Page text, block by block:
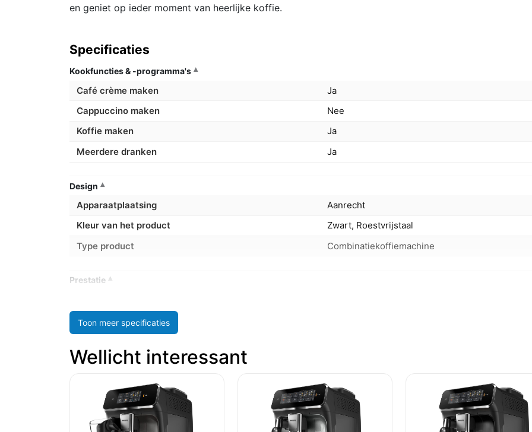
en geniet op ieder moment van heerlijke koffie.
Specificaties
Kookfuncties & -programma's
Café crème maken
Ja
Cappuccino maken
Nee
Koffie maken
Ja
Meerdere dranken
Ja
Design
Apparaatplaatsing
Aanrecht
Kleur van het product
Zwart, Roestvrijstaal
Type product
Combinatiekoffiemachine
Prestatie
Capaciteit in kopjes
Ingebouwde molen
Koffiecapsule-/padsysteem
Koffie invoertype
Koffiepad, Gemalen koffie
Koffiezet apparaat type
Half automatisch
Toon meer specificaties
Wellicht interessant